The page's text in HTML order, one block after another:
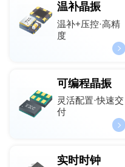
温补晶振
温补+压控·高精
度
可编程晶振
灵活配置·快速交
付
实时时钟